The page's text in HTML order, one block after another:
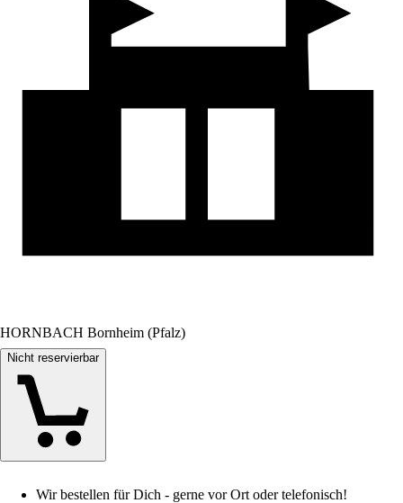
HORNBACH Bornheim (Pfalz)
Nicht reservierbar
Wir bestellen für Dich - gerne vor Ort oder telefonisch!